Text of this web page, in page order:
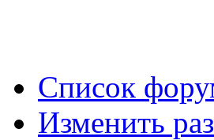
Список
Изменить